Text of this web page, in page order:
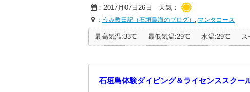
：2017月07日26日 天気：
： うみ教日記（石垣島海のブログ） , マンタコース
最高気温:33℃ 最低気温:29℃ 水温:29℃ ス
石垣島体験ダイビング＆ライセンススクー